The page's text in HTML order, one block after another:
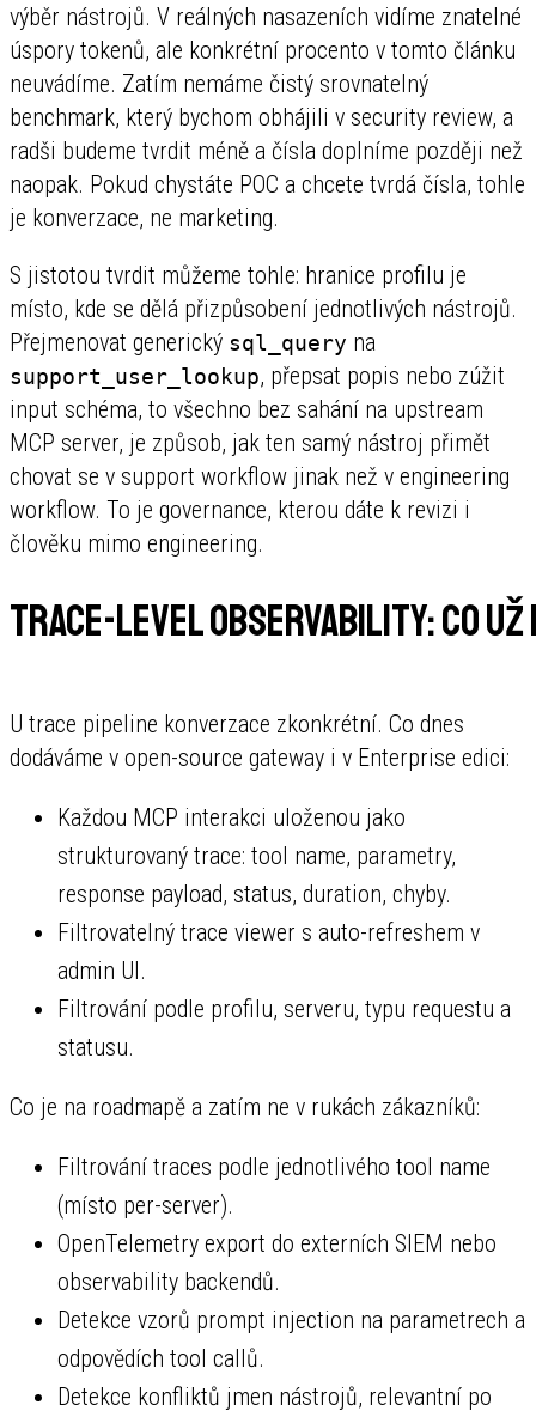
výběr nástrojů. V reálných nasazeních vidíme znatelné
úspory tokenů, ale konkrétní procento v tomto článku
neuvádíme. Zatím nemáme čistý srovnatelný
benchmark, který bychom obhájili v security review, a
radši budeme tvrdit méně a čísla doplníme později než
naopak. Pokud chystáte POC a chcete tvrdá čísla, tohle
je konverzace, ne marketing.
S jistotou tvrdit můžeme tohle: hranice profilu je
místo, kde se dělá přizpůsobení jednotlivých nástrojů.
Přejmenovat generický sql_query na
support_user_lookup, přepsat popis nebo zúžit
input schéma, to všechno bez sahání na upstream
MCP server, je způsob, jak ten samý nástroj přimět
chovat se v support workflow jinak než v engineering
workflow. To je governance, kterou dáte k revizi i
člověku mimo engineering.
Trace-level observability: co už
U trace pipeline konverzace zkonkrétní. Co dnes
dodáváme v open-source gateway i v Enterprise edici:
Každou MCP interakci uloženou jako
strukturovaný trace: tool name, parametry,
response payload, status, duration, chyby.
Filtrovatelný trace viewer s auto-refreshem v
admin UI.
Filtrování podle profilu, serveru, typu requestu a
statusu.
Co je na roadmapě a zatím ne v rukách zákazníků:
Filtrování traces podle jednotlivého tool name
(místo per-server).
OpenTelemetry export do externích SIEM nebo
observability backendů.
Detekce vzorů prompt injection na parametrech a
odpovědích tool callů.
Detekce konfliktů jmen nástrojů, relevantní po